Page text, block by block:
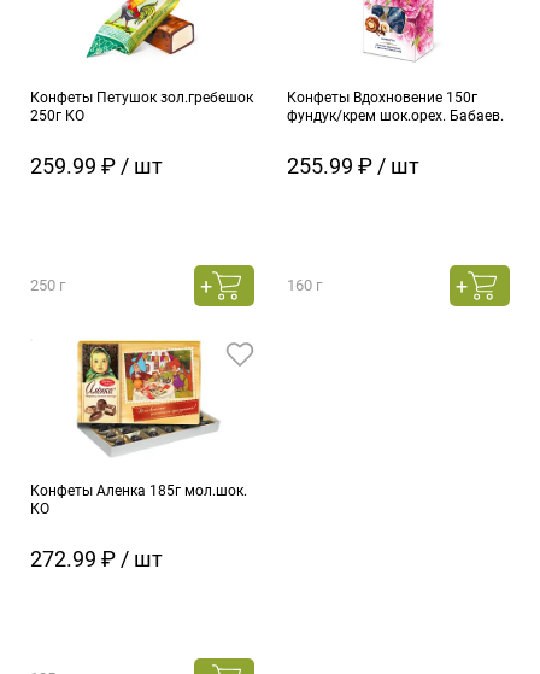
Конфеты Петушок зол.гребешок
250г КО
259.99 ₽ / шт
250 г
Конфеты Вдохновение 150г
фундук/крем шок.орех. Бабаев.
255.99 ₽ / шт
160 г
Конфеты Аленка 185г мол.шок.
КО
272.99 ₽ / шт